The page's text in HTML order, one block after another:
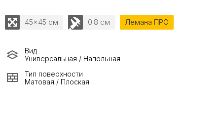
45x45 см 0.8 см Лемана ПРО
Вид
Универсальная / Напольная
Тип поверхности
Матовая / Плоская